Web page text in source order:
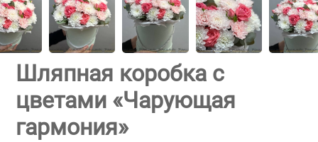
Шляпная коробка с
цветами «Чарующая
гармония»